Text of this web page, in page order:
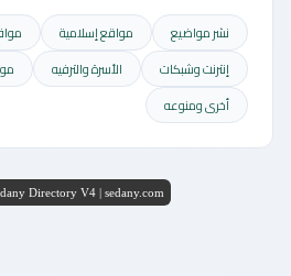
نشر مواضيع مواقع إسلامية
إنترنت وشبكات
الأسرة والترفيه
أخرى ومنوعه
Directory V4 | sedany.com